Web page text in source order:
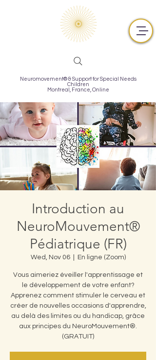
Neuromovement® & Support for Special Needs
Children
Montreal,
France, Online
Introduction au
NeuroMouvement®
Pédiatrique (FR)
Wed, Nov 06
  |
En ligne (Zoom)
Vous aimeriez éveiller l'apprentissage et
le développement de votre enfant?
Apprenez comment stimuler le cerveau et
créer de nouvelles occasions d'apprendre,
au delà des limites ou du handicap, grâce
aux principes du NeuroMouvement®.
(GRATUIT)